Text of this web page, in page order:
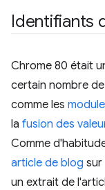
Identifiants
Chrome 80 était
certain nombre
comme les
la fusion des
Comme
article de blog sur
un extrait de